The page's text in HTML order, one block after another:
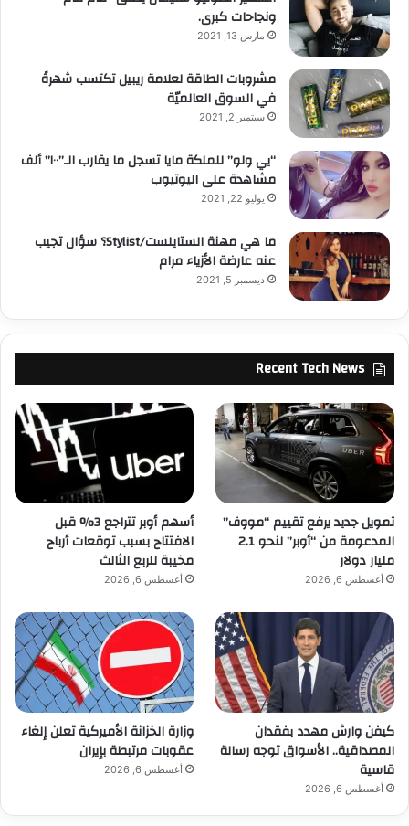
ونجاحات كبرى.
مارس 13, 2021
مشروبات الطاقة لعلامة ريبيل تكتسب شهرةً
في السوق العالميّة
سبتمبر 2, 2021
“يي ولو” للملكة مايا تسجل ما يقارب الـ”١٠٠” ألف
مشاهدة على اليوتيوب
يوليو 22, 2021
ما هي مهنة الستايلست/Stylist؟ سؤال تجيب
عنه عارضة الأزياء مرام
ديسمبر 5, 2021
Recent Tech News
تمويل جديد يرفع تقييم “مووف”
المدعومة من “أوبر” لنحو 2.1
مليار دولار
أغسطس 6, 2026
أسهم أوبر تتراجع 3% قبل
الافتتاح بسبب توقعات أرباح
مخيبة للربع الثالث
أغسطس 6, 2026
كيفن وارش مهدد بفقدان
المصداقية.. الأسواق توجه رسالة
قاسية
أغسطس 6, 2026
وزارة الخزانة الأميركية تعلن إلغاء
عقوبات مرتبطة بإيران
أغسطس 6, 2026